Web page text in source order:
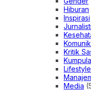
Hiburan
Inspirasi
Kritik
Lifestyle
Media